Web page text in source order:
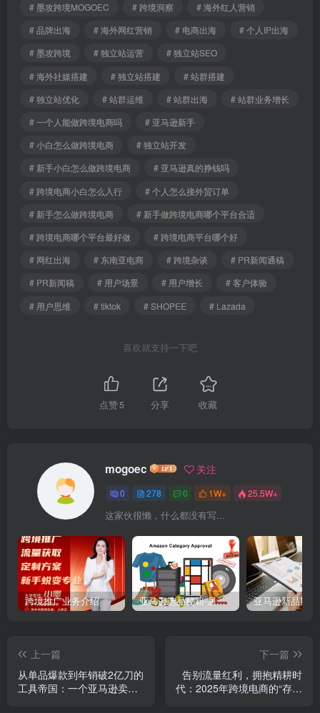
# 墨攻跨境MOGOEC
# 跨境洞察
# 海外红人营销
# 品牌出海
# 海外网红营销 # 电商出海
# 个人IP出海
# 墨攻跨境
# 独立站运营
# 独立站SEO
# 海外社媒搭建
# 独立站搭建
# 站群搭建
# 独立站优化
# 站群运维 # 站群出海
# 站群业务增长
# 一个人能做跨境电商吗
# 亚马逊新手
# 小白怎么做跨境电商
# 独立站开发
# 新手小白怎么做跨境电商
# 亚马逊真的挣钱吗
# 跨境电商小白怎么入行
# 个人怎么接外贸订单
# 新手怎么做跨境电商
# 新手做跨境电商哪个平台合适
# 跨境电商哪个平台最好做
# 跨境电商平台哪个好
# 网红出海
# 东南亚电商 # 跨境杂谈
# PR新闻通稿
# PR新闻稿
# 用户场景 # 用户增长
# 客户体验
# 用户思维
# tiktok # SHOPEE # Lazada
喜欢就支持一下吧
点赞5 分享 收藏
mogoec 关注
0 278 0 1W+ 25.5W+
这家伙很懒，什么都没有写...
跨境推广业务介绍 亚马逊选品秘籍-居中店铺掘金术：精铺卖家月入$10000的选品方案（附数据拆解）
上一篇
从单品爆款到年销破2亿刀的
工具帝国：一个亚马逊卖家
下一篇
告别流量红利，拥抱精耕时
代：2025年跨境电商的“存量